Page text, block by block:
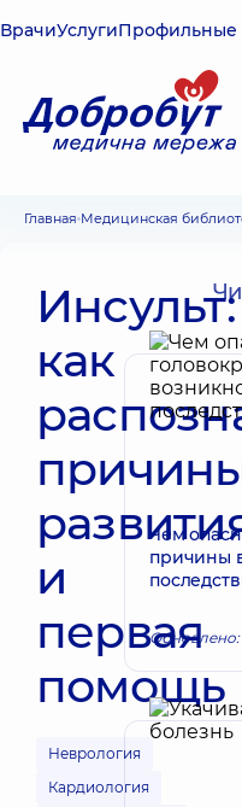
ВрачиУслугиПрофильные
Главная Медицинская
Инсульт:
как
и
первая
помощь
Неврология
Кардиология
Чем
причины
Обновлено: